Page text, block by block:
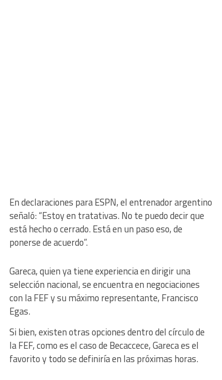
En declaraciones para ESPN, el entrenador argentino
señaló: “Estoy en tratativas. No te puedo decir que
está hecho o cerrado. Está en un paso eso, de
ponerse de acuerdo”.
Gareca, quien ya tiene experiencia en dirigir una
selección nacional, se encuentra en negociaciones
con la FEF y su máximo representante, Francisco
Egas.
Si bien, existen otras opciones dentro del círculo de
la FEF, como es el caso de Becaccece, Gareca es el
favorito y todo se definiría en las próximas horas.